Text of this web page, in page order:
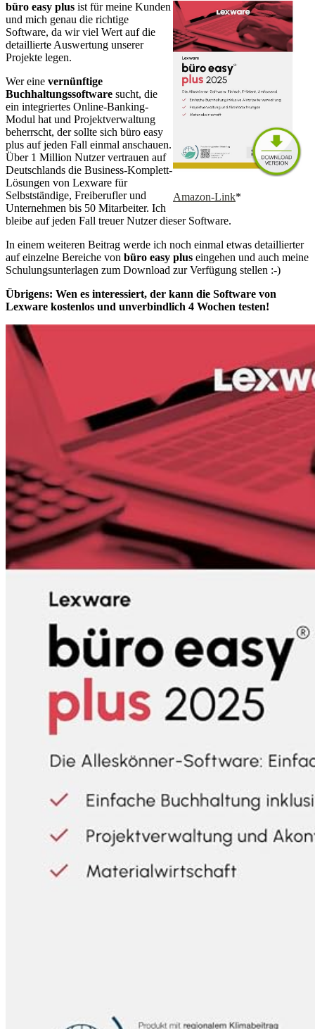
Amazon-Link*
büro easy plus ist für meine Kunden
und mich genau die richtige
Software, da wir viel Wert auf die
detaillierte Auswertung unserer
Projekte legen.
Wer eine vernünftige
Buchhaltungssoftware sucht, die
ein integriertes Online-Banking-
Modul hat und Projektverwaltung
beherrscht, der sollte sich büro easy
plus auf jeden Fall einmal anschauen.
Über 1 Million Nutzer vertrauen auf
Deutschlands die Business-Komplett-
Lösungen von Lexware für
Selbstständige, Freiberufler und
Unternehmen bis 50 Mitarbeiter. Ich
bleibe auf jeden Fall treuer Nutzer dieser Software.
In einem weiteren Beitrag werde ich noch einmal etwas detaillierter
auf einzelne Bereiche von büro easy plus eingehen und auch meine
Schulungsunterlagen zum Download zur Verfügung stellen :-)
Übrigens: Wen es interessiert, der kann die Software von
Lexware kostenlos und unverbindlich 4 Wochen testen!